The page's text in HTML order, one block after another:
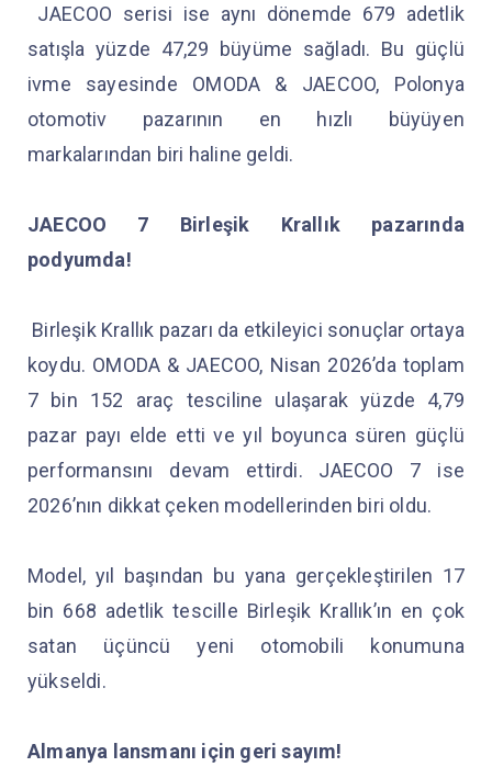
JAECOO serisi ise aynı dönemde 679 adetlik
satışla yüzde 47,29 büyüme sağladı. Bu güçlü
ivme sayesinde OMODA & JAECOO, Polonya
otomotiv pazarının en hızlı büyüyen
markalarından biri haline geldi.
JAECOO 7 Birleşik Krallık pazarında
podyumda!
Birleşik Krallık pazarı da etkileyici sonuçlar ortaya
koydu. OMODA & JAECOO, Nisan 2026’da toplam
7 bin 152 araç tesciline ulaşarak yüzde 4,79
pazar payı elde etti ve yıl boyunca süren güçlü
performansını devam ettirdi. JAECOO 7 ise
2026’nın dikkat çeken modellerinden biri oldu.
Model, yıl başından bu yana gerçekleştirilen 17
bin 668 adetlik tescille Birleşik Krallık’ın en çok
satan üçüncü yeni otomobili konumuna
yükseldi.
Almanya lansmanı için geri sayım!